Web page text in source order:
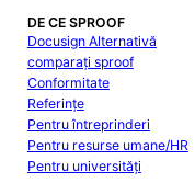
DE CE SPROOF
Docusign Alternativă
comparați sproof
Conformitate
Referințe
Pentru întreprinderi
Pentru resurse umane/HR
Pentru universități